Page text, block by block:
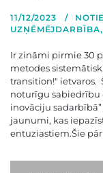
11/12/2023
UZŅĒMĒJDARBĪBA
Ir zināmi pirmie 30
metodes
transition!" ietvaros.
noturīgu sabiedrību
inovāciju
jaunumi, kas
entuziastiem.Šie